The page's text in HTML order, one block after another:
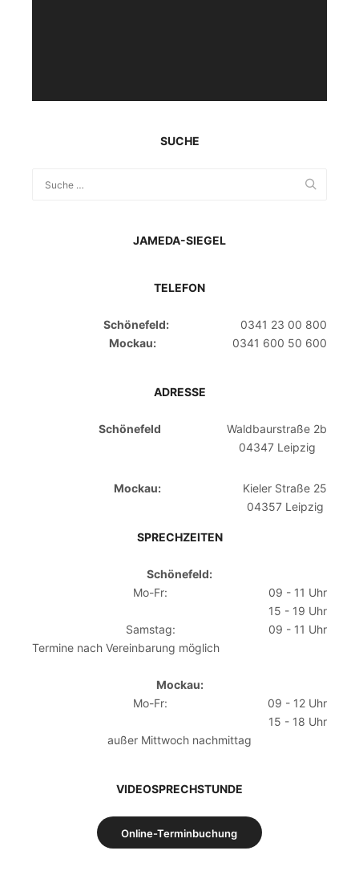
SUCHE
JAMEDA-SIEGEL
TELEFON
Schönefeld:
0341 23 00 800
Mockau:
0341 600 50 600
ADRESSE
Schönefeld
Waldbaurstraße 2b
04347 Leipzig
Mockau:
Kieler Straße 25
04357 Leipzig
SPRECHZEITEN
Schönefeld:
Mo-Fr:
09 - 11 Uhr
15 - 19 Uhr
Samstag:
09 - 11 Uhr
Termine nach Vereinbarung möglich
Mockau:
Mo-Fr:
09 - 12 Uhr
15 - 18 Uhr
außer Mittwoch nachmittag
VIDEOSPRECHSTUNDE
Online-Terminbuchung